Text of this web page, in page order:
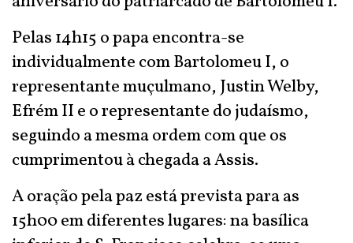
Pelas 14h15 o papa encontra-se
individualmente com Bartolomeu I, o
representante muçulmano, Justin Welby,
Efrém II e o representante do judaísmo,
seguindo a mesma ordem com que os
cumprimentou à chegada a Assis.
A oração pela paz está prevista para as
15h00 em diferentes lugares: na basílica